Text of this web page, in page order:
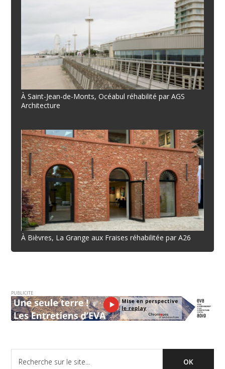
À Saint-Jean-de-Monts, Océabul réhabilité par AGS
Architecture
À Bièvres, La Grange aux Fraises réhabilitée par A26
PUBLICITE